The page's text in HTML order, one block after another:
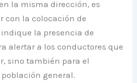
la misma dirección, es
con la colocación de
la presencia de
alertar a los conductores que
sino también para el
general.